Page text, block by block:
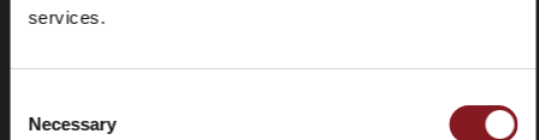
services.
Selection
Necessary